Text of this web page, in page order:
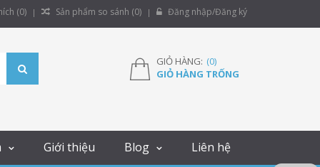
(0) Sản phẩm so sánh (0) Đăng nhập/Đăng ký
GIỎ HÀNG: (0)
GIỎ HÀNG TRỐNG
Giới thiệu Blog Liên hệ